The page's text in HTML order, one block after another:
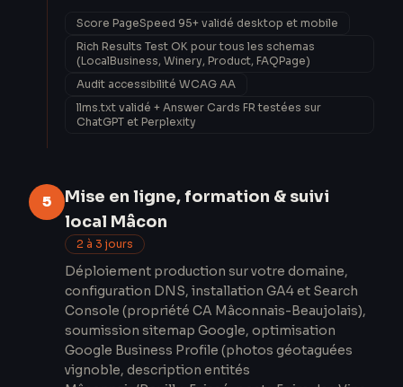
Score PageSpeed 95+ validé desktop et mobile
Rich Results Test OK pour tous les schemas
(LocalBusiness, Winery, Product, FAQPage)
Audit accessibilité WCAG AA
llms.txt validé + Answer Cards FR testées sur
ChatGPT et Perplexity
5
Mise en ligne, formation & suivi
local Mâcon
2 à 3 jours
Déploiement production sur votre domaine,
configuration DNS, installation GA4 et Search
Console (propriété CA Mâconnais-Beaujolais),
soumission sitemap Google, optimisation
Google Business Profile (photos géotaguées
vignoble, description entités